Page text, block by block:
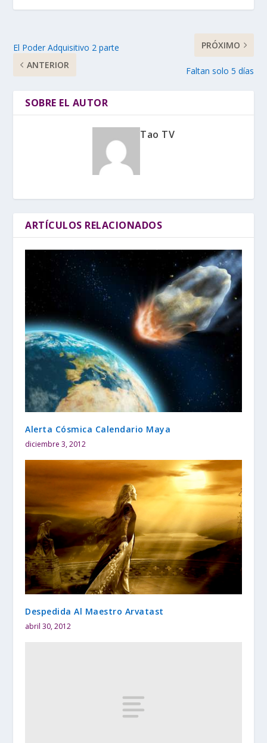
El Poder Adquisitivo 2 parte
ANTERIOR
PRÓXIMO
Faltan solo 5 días
SOBRE EL AUTOR
Tao TV
ARTÍCULOS RELACIONADOS
Alerta Cósmica Calendario Maya
diciembre 3, 2012
Despedida Al Maestro Arvatast
abril 30, 2012